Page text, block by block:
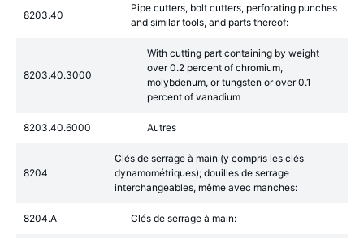
8203.40
Pipe cutters, bolt cutters, perforating punches
and similar tools, and parts thereof:
8203.40.3000
With cutting part containing by weight
over 0.2 percent of chromium,
molybdenum, or tungsten or over 0.1
percent of vanadium
8203.40.6000 Autres
8204
Clés de serrage à main (y compris les clés
dynamométriques); douilles de serrage
interchangeables, même avec manches:
8204.A Clés de serrage à main: